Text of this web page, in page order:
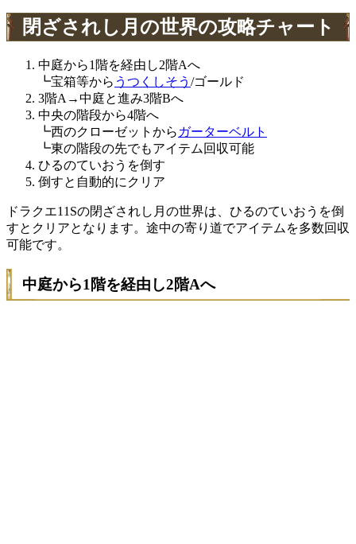
閉ざされし月の世界の攻略チャート
中庭から1階を経由し2階Aへ
┗宝箱等から うつくしそう /ゴールド
3階A→中庭と進み3階Bへ
中央の階段から4階へ
┗西のクローゼットから ガーターベルト
┗東の階段の先でもアイテム回収可能
ひるのていおうを倒す
倒すと自動的にクリア
ドラクエ11Sの閉ざされし月の世界は、ひるのていおうを倒
すとクリアとなります。途中の寄り道でアイテムを多数回収
可能です。
中庭から1階を経由し2階Aへ